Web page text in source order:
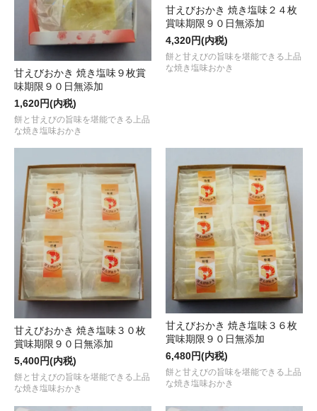
甘えびおかき 焼き塩味９枚賞
味期限９０日無添加
1,620円(内税)
餅と甘えびの旨味を堪能できる上品
な焼き塩味おかき
甘えびおかき 焼き塩味２４枚
賞味期限９０日無添加
4,320円(内税)
餅と甘えびの旨味を堪能できる上品
な焼き塩味おかき
甘えびおかき 焼き塩味３０枚
賞味期限９０日無添加
5,400円(内税)
餅と甘えびの旨味を堪能できる上品
な焼き塩味おかき
甘えびおかき 焼き塩味３６枚
賞味期限９０日無添加
6,480円(内税)
餅と甘えびの旨味を堪能できる上品
な焼き塩味おかき